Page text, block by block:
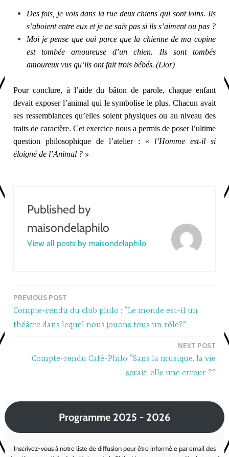
Des fois, je vois dans la rue deux chiens qui sont loins. Ils
s’aboient entre eux et je ne sais pas si ils s’aiment ou pas ?
Moi je pense que oui parce que la chienne de ma copine
est tombée amoureuse d’un chien. Ils sont tombés
amoureux vus qu’ils ont fait trois bébés. (Lior)
Pour conclure, à l’aide du bâton de parole, chaque enfant
devait exposer l’animal qui le symbolise le plus. Chacun avait
ses ressemblances qu’elles soient physiques ou au niveau des
traits de caractère. Cet exercice nous a permis de poser l’ultime
question philosophique de l’atelier : « l’Homme est-il si
éloigné de l’Animal ? »
Published by
maisondelaphilo
View all posts by maisondelaphilo
Post
navigation
PREVIOUS POST
Compte-rendu du club philo : “Le monde est-il un
théâtre dans lequel nous jouons tous un rôle?”
NEXT POST
Compte-rendu Café-Philo “Sans la musique, la vie
serait-elle une erreur ?”
Programme 2025 - 2026
Inscrivez-vous à notre liste de diffusion pour être informé.e par email des